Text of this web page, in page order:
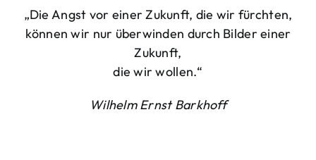
„Die Angst vor einer Zukunft, die wir fürchten,
können wir nur überwinden durch Bilder einer
Zukunft,
die wir wollen.“
Wilhelm Ernst Barkhoff